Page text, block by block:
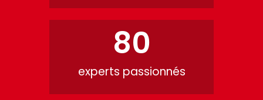
experts passionnés
80